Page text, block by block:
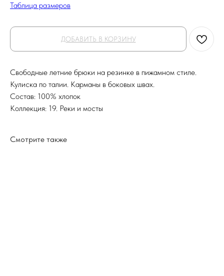
Таблица размеров
ДОБАВИТЬ В КОРЗИНУ
Свободные летние брюки на резинке в пижамном стиле.
Кулиска по талии. Карманы в боковых швах.
Состав: 100% хлопок
Коллекция: 19. Реки и мосты
Смотрите также